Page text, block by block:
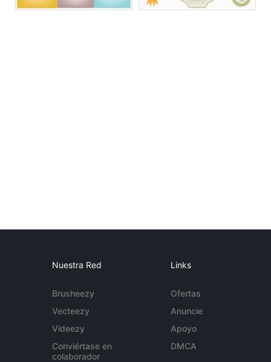
Nuestra Red
Brusheezy
Vecteezy
Videezy
Conviértase en
colaborador
Links
Ofertas
Anuncie
Apoyo
DMCA